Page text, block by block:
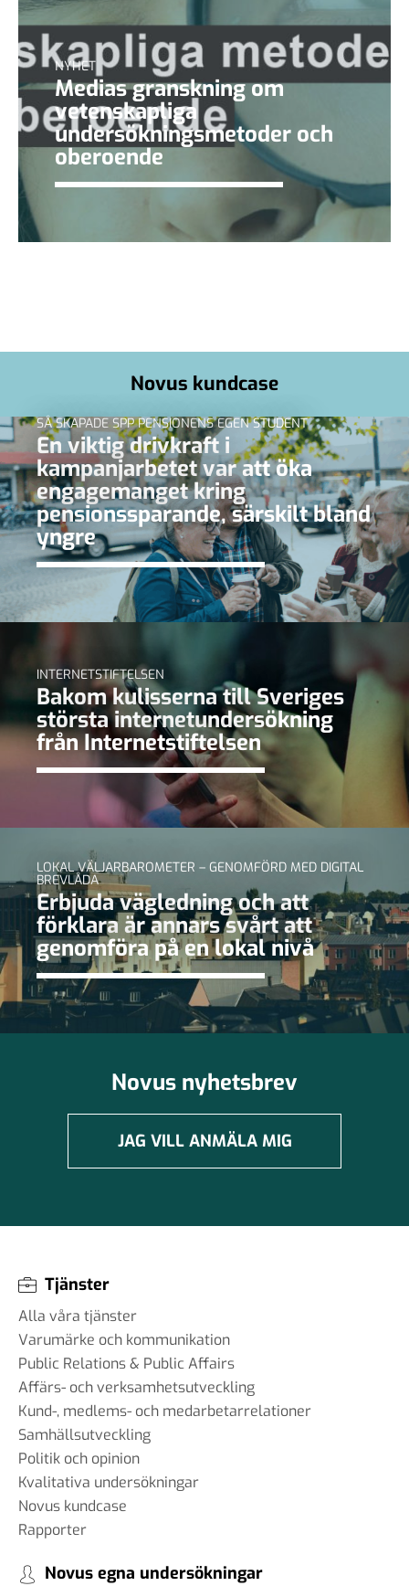
NYHET
Medias granskning om
vetenskapliga
undersökningsmetoder och
oberoende
Novus kundcase
SÅ SKAPADE SPP PENSIONENS EGEN STUDENT
En viktig drivkraft i
kampanjarbetet var att öka
engagemanget kring
pensionssparande, särskilt bland
yngre
INTERNETSTIFTELSEN
Bakom kulisserna till Sveriges
största internetundersökning
från Internetstiftelsen
LOKAL VÄLJARBAROMETER – GENOMFÖRD MED DIGITAL
BREVLÅDA
Erbjuda vägledning och att
förklara är annars svårt att
genomföra på en lokal nivå
Novus nyhetsbrev
JAG VILL ANMÄLA MIG
Tjänster
Alla våra tjänster
Varumärke och kommunikation
Public Relations & Public Affairs
Affärs- och verksamhetsutveckling
Kund-, medlems- och medarbetarrelationer
Samhällsutveckling
Politik och opinion
Kvalitativa undersökningar
Novus kundcase
Rapporter
Novus egna undersökningar